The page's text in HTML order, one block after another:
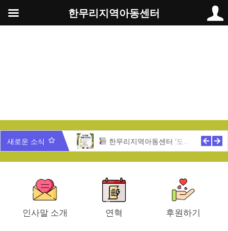
새로운 소식
가족과 함께 하는 송년잔치 한무리지역아동센터 ‘도서관 개관식’ 안내
인사말 소개 연혁 후원하기
한무리지역아동센터